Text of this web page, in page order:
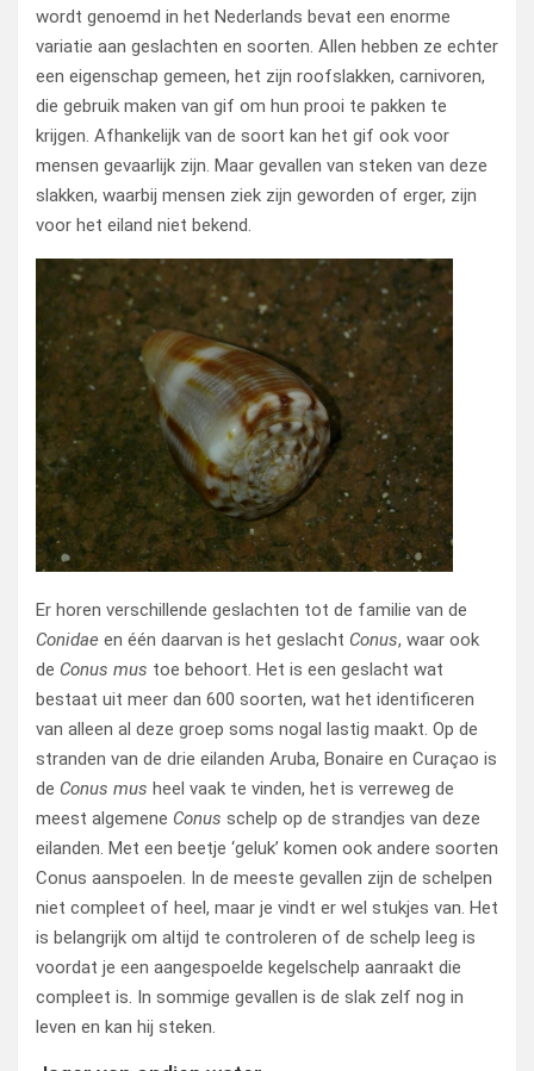
wordt genoemd in het Nederlands bevat een enorme
variatie aan geslachten en soorten. Allen hebben ze echter
een eigenschap gemeen, het zijn roofslakken, carnivoren,
die gebruik maken van gif om hun prooi te pakken te
krijgen. Afhankelijk van de soort kan het gif ook voor
mensen gevaarlijk zijn. Maar gevallen van steken van deze
slakken, waarbij mensen ziek zijn geworden of erger, zijn
voor het eiland niet bekend.
Er horen verschillende geslachten tot de familie van de
Conidae en één daarvan is het geslacht Conus, waar ook
de Conus mus toe behoort. Het is een geslacht wat
bestaat uit meer dan 600 soorten, wat het identificeren
van alleen al deze groep soms nogal lastig maakt. Op de
stranden van de drie eilanden Aruba, Bonaire en Curaçao is
de Conus mus heel vaak te vinden, het is verreweg de
meest algemene Conus schelp op de strandjes van deze
eilanden. Met een beetje ‘geluk’ komen ook andere soorten
Conus aanspoelen. In de meeste gevallen zijn de schelpen
niet compleet of heel, maar je vindt er wel stukjes van. Het
is belangrijk om altijd te controleren of de schelp leeg is
voordat je een aangespoelde kegelschelp aanraakt die
compleet is. In sommige gevallen is de slak zelf nog in
leven en kan hij steken.